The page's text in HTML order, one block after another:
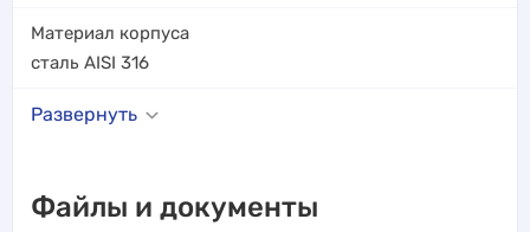
Материал корпуса
сталь AISI 316
Развернуть
Файлы и документы